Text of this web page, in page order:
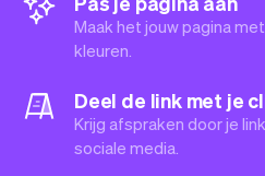
Maak het jouw pagina
kleuren.
Deel de link met je
Krijg afspraken door je
sociale media.